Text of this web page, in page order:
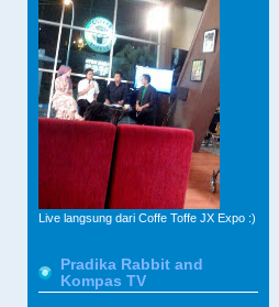
Live langsung dari Coffe Toffe JX Expo :)
Pradika Rabbit and
Kompas TV